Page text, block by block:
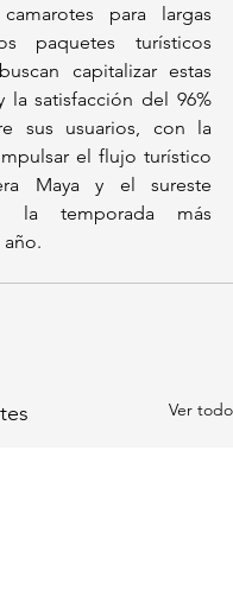
para largas
paquetes turísticos
capitalizar estas
la satisfacción del 96%
sus usuarios, con la
el flujo turístico
Maya y el sureste
la temporada más
Ver todo